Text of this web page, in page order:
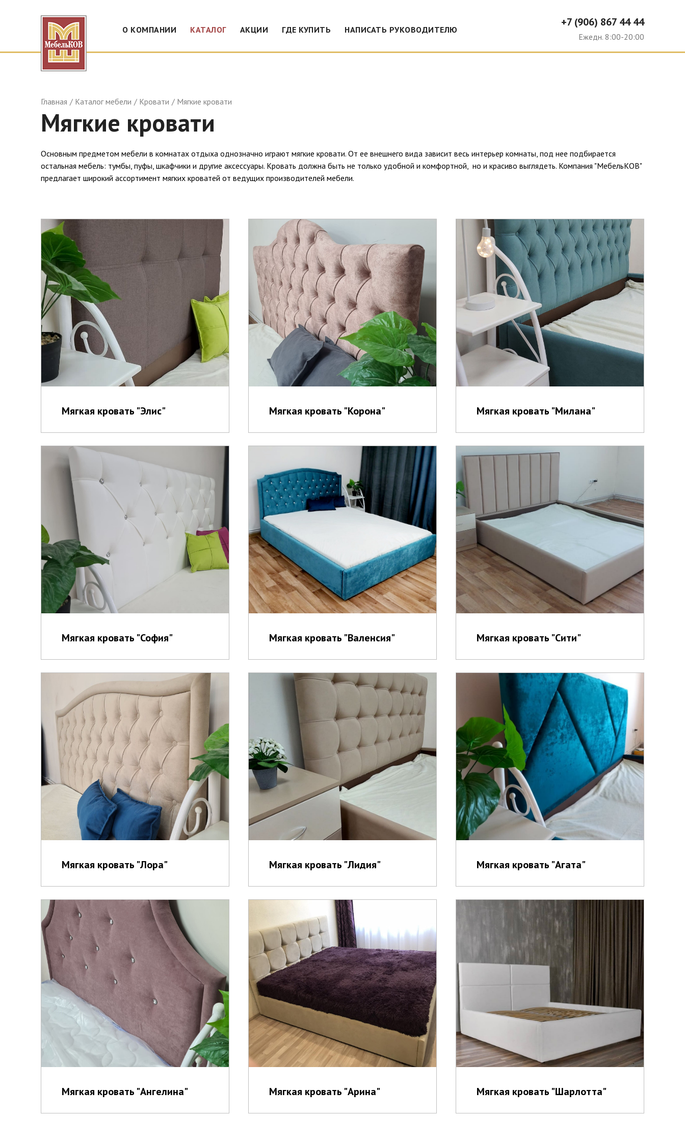
+7 (906) 867 44 44
Ежедн. 8:00-20:00
О КОМПАНИИ КАТАЛОГ АКЦИИ ГДЕ КУПИТЬ НАПИСАТЬ РУКОВОДИТЕЛЮ
Главная Каталог мебели Кровати Мягкие кровати
Мягкие кровати
Основным предметом мебели в комнатах отдыха однозначно играют мягкие кровати. От ее внешнего вида зависит весь интерьер комнаты, под нее подбирается
остальная мебель: тумбы, пуфы, шкафчики и другие аксессуары. Кровать должна быть не только удобной и комфортной, но и красиво выглядеть. Компания "МебельКОВ"
предлагает широкий ассортимент мягких кроватей от ведущих производителей мебели.
Мягкая кровать "Элис" Мягкая кровать "Корона" Мягкая кровать "Милана"
Мягкая кровать "София" Мягкая кровать "Валенсия" Мягкая кровать "Сити"
Мягкая кровать "Лора" Мягкая кровать "Лидия" Мягкая кровать "Агата"
Мягкая кровать "Ангелина" Мягкая кровать "Арина" Мягкая кровать "Шарлотта"